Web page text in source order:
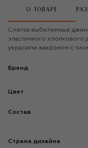
О ТОВАРЕ
Слегка выбеленные
эластичного
украсили жакроном с
Бренд
Цвет
Состав
Страна дизайна